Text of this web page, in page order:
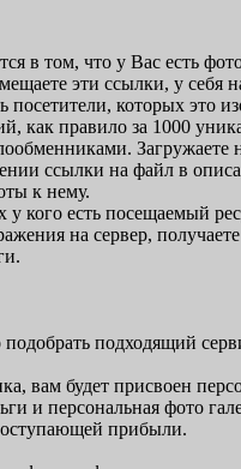
в том, что у Вас есть
эти ссылки, у
которых это
как правило за 1000
ссылки на файл в
к нему.
у кого есть посещаемый
на сервер,
подходящий
вам будет присвоен
и персональная фото
прибыли.